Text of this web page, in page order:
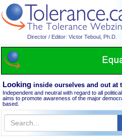
Director / Editor: Victor Teboul, Ph.D.
Looking inside ourselves and out at
Independent and neutral with regard to all
aims to promote awareness of the major
based.